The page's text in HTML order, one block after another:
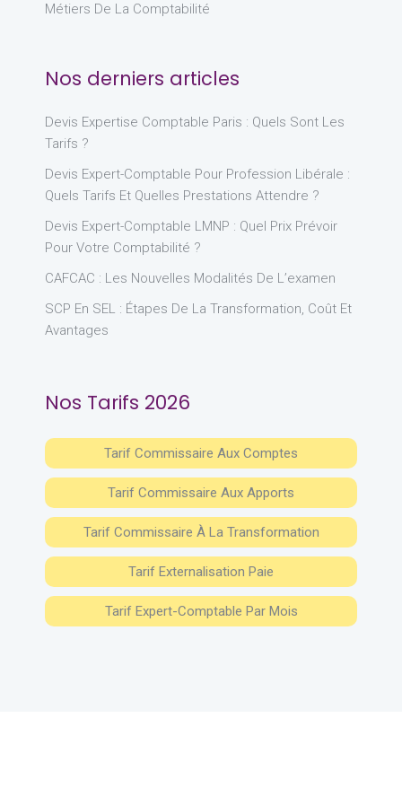
Métiers De La Comptabilité
Nos derniers articles
Devis Expertise Comptable Paris : Quels Sont Les
Tarifs ?
Devis Expert-Comptable Pour Profession Libérale :
Quels Tarifs Et Quelles Prestations Attendre ?
Devis Expert-Comptable LMNP : Quel Prix Prévoir
Pour Votre Comptabilité ?
CAFCAC : Les Nouvelles Modalités De L’examen
SCP En SEL : Étapes De La Transformation, Coût Et
Avantages
Nos Tarifs 2026
Tarif Commissaire Aux Comptes
Tarif Commissaire Aux Apports
Tarif Commissaire À La Transformation
Tarif Externalisation Paie
Tarif Expert-Comptable Par Mois